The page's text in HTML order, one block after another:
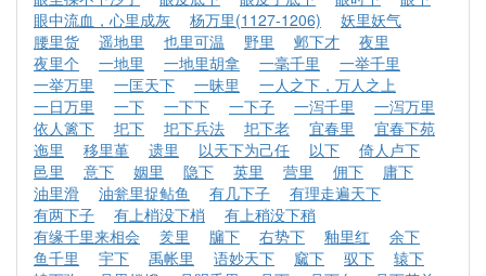
眼中流血，心里成灰
杨万里(1127-1206)
妖里妖气
腰里货
遥地里 也里可温 野里 邺下才
夜里
夜里个
一地里 一地里胡拿 一毫千里
一举千里
一举万里
一匡天下 一昧里
一人之下，万人之上
一日万里
一下 一下下 一下子 一泻千里
一泻万里
依人篱下
圯下 圯下兵法 圯下老 宜春里
宜春下苑
迤里
移里堇 遗里 以天下为己任 以下
倚人卢下
邑里
意下 姻里 隐下 英里 营里 佣下
庸下
油里滑
油瓮里捉鲇鱼 有几下子
有理走遍天下
有两下子
有上梢没下梢
有上稍没下稍
有缘千里来相会
羑里 牖下 右势下 釉里红
余下
鱼千里
宇下 禹帐里 语妙天下 窳下 驭下
辕下